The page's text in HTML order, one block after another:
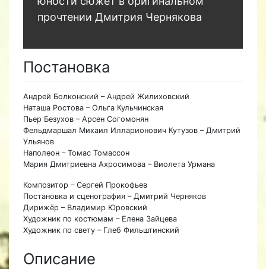
прочтении Дмитрия Чернякова
Постановка
Андрей Болконский – Андрей Жилиховский
Наташа Ростова – Ольга Кульчинская
Пьер Безухов – Арсен Согомонян
Фельдмаршал Михаил Илларионович Кутузов – Дмитрий
Ульянов
Наполеон – Томас Томассон
Мария Дмитриевна Ахросимова – Виолета Урмана
Композитор – Сергей Прокофьев
Постановка и сценография – Дмитрий Черняков
Дирижёр – Владимир Юровский
Художник по костюмам – Елена Зайцева
Художник по свету – Глеб Фильштинский
Описание